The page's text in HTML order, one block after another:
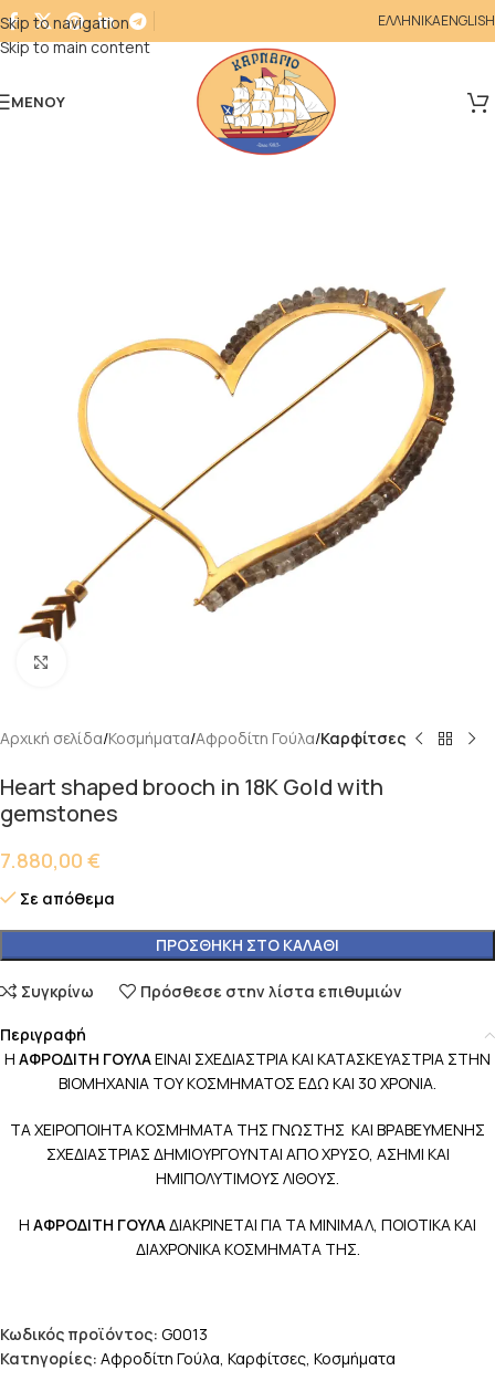
Skip to navigation
Skip to main content
ΕΛΛΗΝΙΚΑENGLISH
ΜΕΝΟΎ
Αρχική σελίδα Κοσμήματα Αφροδίτη Γούλα Καρφίτσες
Heart shaped brooch in 18K Gold with
gemstones
7.880,00 €
Σε απόθεμα
ΠΡΟΣΘΉΚΗ ΣΤΟ ΚΑΛΆΘΙ
Συγκρίνω Πρόσθεσε στην λίστα επιθυμιών
Περιγραφή
Η ΑΦΡΟΔΙΤΗ ΓΟΥΛΑΕΙΝΑΙ ΣΧΕΔΙΑΣΤΡΙΑ ΚΑΙ ΚΑΤΑΣΚΕΥΑΣΤΡΙΑ ΣΤΗΝ
ΒΙΟΜΗΧΑΝΙΑ ΤΟΥ ΚΟΣΜΗΜΑΤΟΣ ΕΔΩ ΚΑΙ 30 ΧΡΟΝΙΑ.
ΤΑ ΧΕΙΡΟΠΟΙΗΤΑ ΚΟΣΜΗΜΑΤΑ ΤΗΣ ΓΝΩΣΤΗΣ ΚΑΙ ΒΡΑΒΕΥΜΕΝΗΣ
ΣΧΕΔΙΑΣΤΡΙΑΣ ΔΗΜΙΟΥΡΓΟΥΝΤΑΙ ΑΠΟ ΧΡΥΣΟ, ΑΣΗΜΙ ΚΑΙ
ΗΜΙΠΟΛΥΤΙΜΟΥΣ ΛΙΘΟΥΣ.
Η ΑΦΡΟΔΙΤΗ ΓΟΥΛΑΔΙΑΚΡΙΝΕΤΑΙ ΓΙΑ ΤΑ ΜΙΝΙΜΑΛ, ΠΟΙΟΤΙΚΑ ΚΑΙ
ΔΙΑΧΡΟΝΙΚΑ ΚΟΣΜΗΜΑΤΑ ΤΗΣ.
Κωδικός προϊόντος: G0013
Κατηγορίες: Αφροδίτη Γούλα, Καρφίτσες, Κοσμήματα